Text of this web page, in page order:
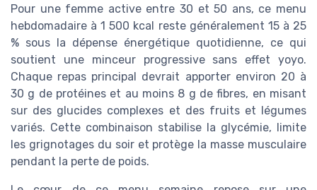
Pour une femme active entre 30 et 50 ans, ce menu
hebdomadaire à 1 500 kcal reste généralement 15 à 25
% sous la dépense énergétique quotidienne, ce qui
soutient une minceur progressive sans effet yoyo.
Chaque repas principal devrait apporter environ 20 à
30 g de protéines et au moins 8 g de fibres, en misant
sur des glucides complexes et des fruits et légumes
variés. Cette combinaison stabilise la glycémie, limite
les grignotages du soir et protège la masse musculaire
pendant la perte de poids.